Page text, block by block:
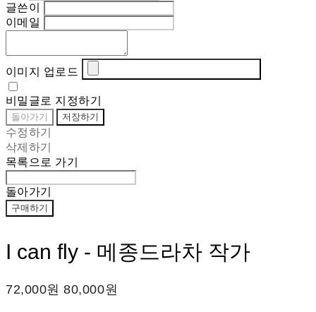
글쓴이
이메일
이미지 업로드
비밀글로 지정하기
돌아가기 저장하기
수정하기
삭제하기
목록으로 가기
돌아가기
구매하기
I can fly - 메종드라차 작가
72,000원80,000원